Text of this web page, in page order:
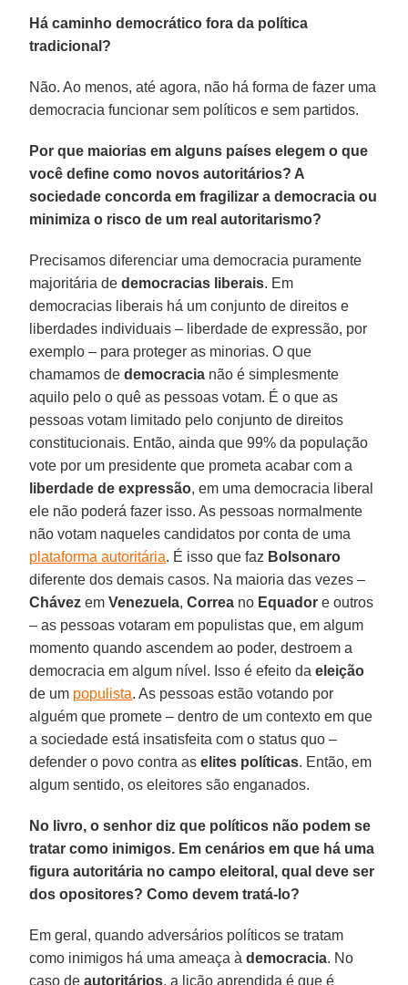
Há caminho democrático fora da política
tradicional?
Não. Ao menos, até agora, não há forma de fazer uma
democracia funcionar sem políticos e sem partidos.
Por que maiorias em alguns países elegem o que
você define como novos autoritários? A
sociedade concorda em fragilizar a democracia ou
minimiza o risco de um real autoritarismo?
Precisamos diferenciar uma democracia puramente
majoritária dedemocracias liberais. Em
democracias liberais há um conjunto de direitos e
liberdades individuais – liberdade de expressão, por
exemplo – para proteger as minorias. O que
chamamos dedemocracia não é simplesmente
aquilo pelo o quê as pessoas votam. É o que as
pessoas votam limitado pelo conjunto de direitos
constitucionais. Então, ainda que 99% da população
vote por um presidente que prometa acabar com a
liberdade de expressão, em uma democracia liberal
ele não poderá fazer isso. As pessoas normalmente
não votam naqueles candidatos por conta de uma
plataforma autoritária. É isso que faz Bolsonaro
diferente dos demais casos. Na maioria das vezes –
Chávez emVenezuela,Correa no Equador e outros
– as pessoas votaram em populistas que, em algum
momento quando ascendem ao poder, destroem a
democracia em algum nível. Isso é efeito daeleição
de um populista. As pessoas estão votando por
alguém que promete – dentro de um contexto em que
a sociedade está insatisfeita com o status quo –
defender o povo contra aselites políticas. Então, em
algum sentido, os eleitores são enganados.
No livro, o senhor diz que políticos não podem se
tratar como inimigos. Em cenários em que há uma
figura autoritária no campo eleitoral, qual deve ser
dos opositores? Como devem tratá-lo?
Em geral, quando adversários políticos se tratam
como inimigos há uma ameaça àdemocracia. No
caso deautoritários, a lição aprendida é que é